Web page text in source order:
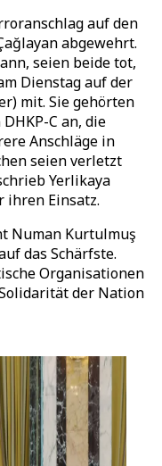
auf den
abgewehrt.
seien beide tot,
Dienstag auf der
mit. Sie gehörten
C an, die
Anschläge in
seien verletzt
Yerlikaya
ihren Einsatz.
Numan Kurtulmuş
das Schärfste.
Organisationen
der Nation